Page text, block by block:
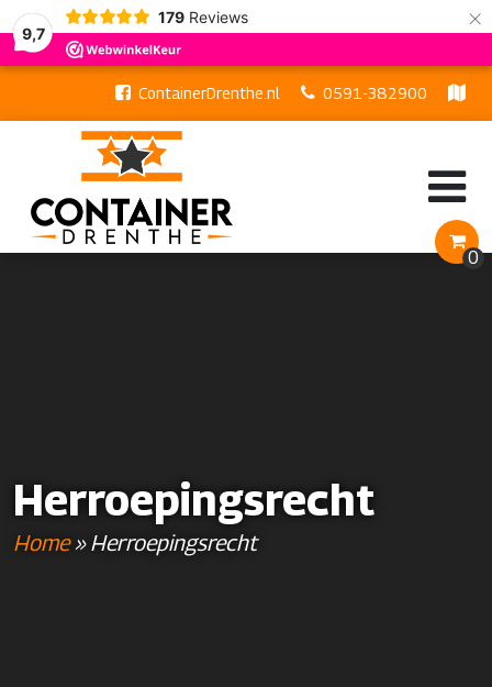
9,7
179 Reviews ×
ContainerDrenthe.nl 0591-382900
Hazekampstraat 21b, 7848 AR Schoonoord
0
Herroepingsrecht
Home»Herroepingsrecht